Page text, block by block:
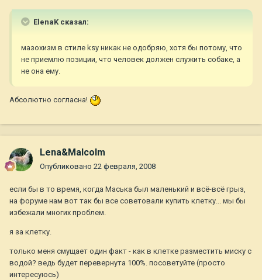
ElenaK сказал:
мазохизм в стиле ksy никак не одобряю, хотя бы потому, что
не приемлю позиции, что человек должен служить собаке, а
не она ему.
Абсолютно согласна!
Lena&Malcolm
Опубликовано 22 февраля, 2008
если бы в то время, когда Маська был маленький и всё-всё грыз,
на форуме нам вот так бы все советовали купить клетку... мы бы
избежали многих проблем.
я за клетку.
только меня смущает один факт - как в клетке разместить миску с
водой? ведь будет перевернута 100%. посоветуйте (просто
интересуюсь)